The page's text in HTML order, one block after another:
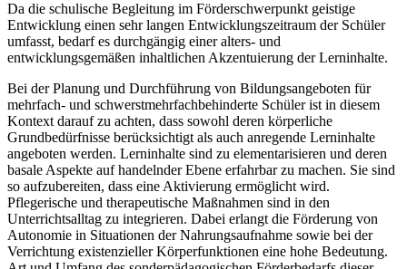
Da die schulische Begleitung im Förderschwerpunkt geistige
Entwicklung einen sehr langen Entwicklungszeitraum der Schüler
umfasst, bedarf es durchgängig einer alters- und
entwicklungsgemäßen inhaltlichen Akzentuierung der Lerninhalte.
Bei der Planung und Durchführung von Bildungsangeboten für
mehrfach- und schwerstmehrfachbehinderte Schüler ist in diesem
Kontext darauf zu achten, dass sowohl deren körperliche
Grundbedürfnisse berücksichtigt als auch anregende Lerninhalte
angeboten werden. Lerninhalte sind zu elementarisieren und deren
basale Aspekte auf handelnder Ebene erfahrbar zu machen. Sie sind
so aufzubereiten, dass eine Aktivierung ermöglicht wird.
Pflegerische und therapeutische Maßnahmen sind in den
Unterrichtsalltag zu integrieren. Dabei erlangt die Förderung von
Autonomie in Situationen der Nahrungsaufnahme sowie bei der
Verrichtung existenzieller Körperfunktionen eine hohe Bedeutung.